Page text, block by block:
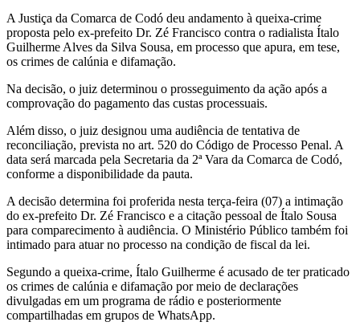
A Justiça da Comarca de Codó deu andamento à queixa-crime
proposta pelo ex-prefeito Dr. Zé Francisco contra o radialista Ítalo
Guilherme Alves da Silva Sousa, em processo que apura, em tese,
os crimes de calúnia e difamação.
Na decisão, o juiz determinou o prosseguimento da ação após a
comprovação do pagamento das custas processuais.
Além disso, o juiz designou uma audiência de tentativa de
reconciliação, prevista no art. 520 do Código de Processo Penal. A
data será marcada pela Secretaria da 2ª Vara da Comarca de Codó,
conforme a disponibilidade da pauta.
A decisão determina foi proferida nesta terça-feira (07) a intimação
do ex-prefeito Dr. Zé Francisco e a citação pessoal de Ítalo Sousa
para comparecimento à audiência. O Ministério Público também foi
intimado para atuar no processo na condição de fiscal da lei.
Segundo a queixa-crime, Ítalo Guilherme é acusado de ter praticado
os crimes de calúnia e difamação por meio de declarações
divulgadas em um programa de rádio e posteriormente
compartilhadas em grupos de WhatsApp.